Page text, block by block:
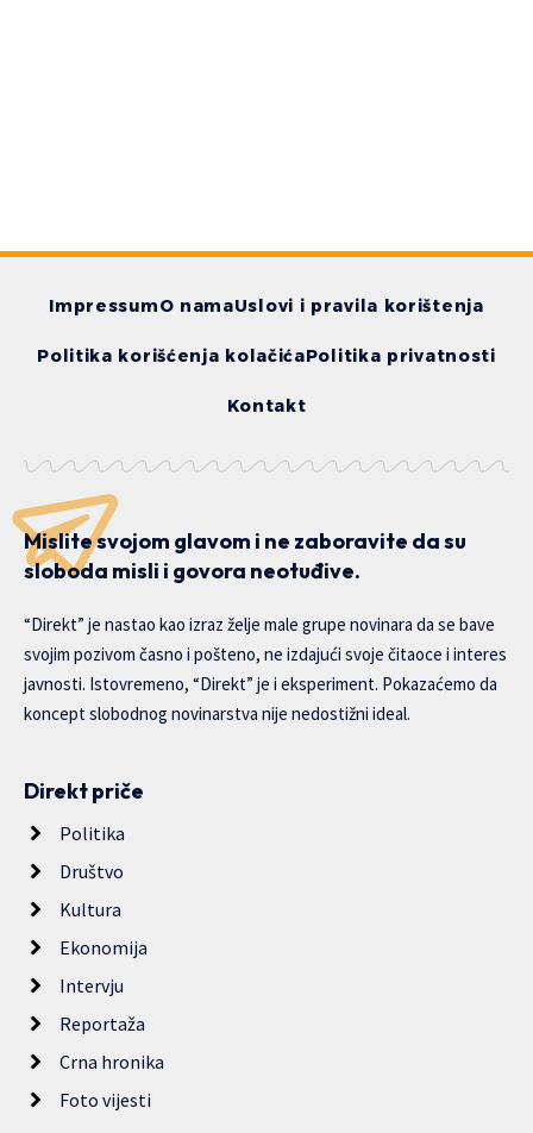
ImpressumO namaUslovi i pravila korištenja
Politika korišćenja kolačićaPolitika privatnosti
Kontakt
Mislite svojom glavom i ne zaboravite da su
sloboda misli i govora neotuđive.
“Direkt” je nastao kao izraz želje male grupe novinara da se bave
svojim pozivom časno i pošteno, ne izdajući svoje čitaoce i interes
javnosti. Istovremeno, “Direkt” je i eksperiment. Pokazaćemo da
koncept slobodnog novinarstva nije nedostižni ideal.
Direkt priče
Politika
Društvo
Kultura
Ekonomija
Intervju
Reportaža
Crna hronika
Foto vijesti